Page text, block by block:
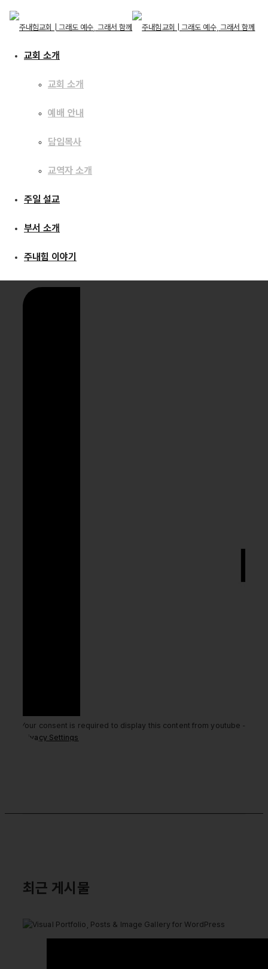
교회 소개
교회 소개
교역자 소개
주일 설교
부서 소개
주내힘 이야기
교회 소개
교회 소개
예배 안내
담임목사
교역자 소개
주일 설교
부서 소개
주내힘 이야기
주일 설교
[16.05.29] 태양아
멈추어라
Your consent is required to display this content from youtube -
Privacy Settings
최근 게시물